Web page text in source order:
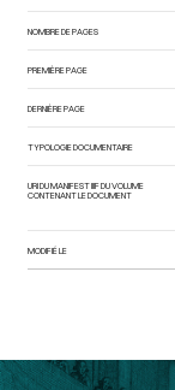
NOMBRE DE PAGES
PREMIÈRE PAGE
DERNIÈRE PAGE
TYPOLOGIE DOCUMENTAIRE
URI DU MANIFEST IIIF DU VOLUME
CONTENANT LE DOCUMENT
MODIFIÉ LE